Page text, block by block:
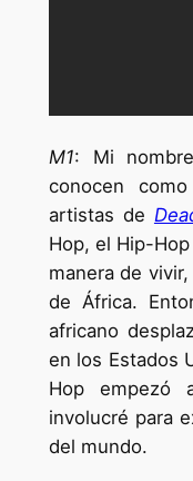
M1: Mi
conocen como
artistas de
Hop, el Hip-
manera de
de África.
africano
en los Estados
Hop empezó
involucré para
del mundo.